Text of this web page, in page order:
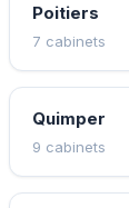
Poitiers
7 cabinets
Quimper
9 cabinets